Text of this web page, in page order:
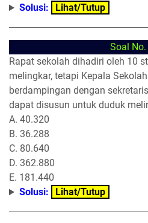
Solusi:
Lihat/Tutup
Soal No.
Rapat sekolah dihadiri oleh 10
melingkar, tetapi Kepala
berdampingan dengan
dapat disusun untuk duduk
A. 40.320
B. 36.288
C. 80.640
D. 362.880
E. 181.440
Solusi:
Lihat/Tutup